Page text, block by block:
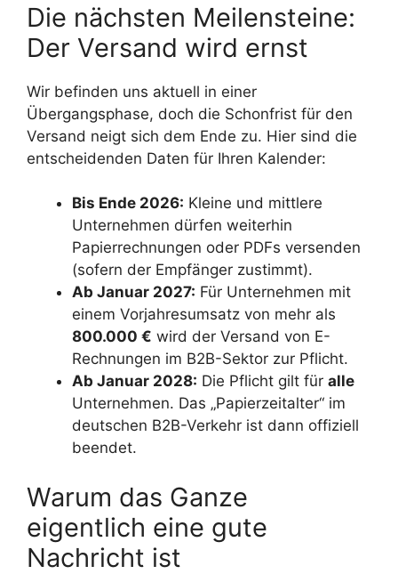
Die nächsten Meilensteine:
Der Versand wird ernst
Wir befinden uns aktuell in einer
Übergangsphase, doch die Schonfrist für den
Versand neigt sich dem Ende zu. Hier sind die
entscheidenden Daten für Ihren Kalender:
Bis Ende 2026: Kleine und mittlere
Unternehmen dürfen weiterhin
Papierrechnungen oder PDFs versenden
(sofern der Empfänger zustimmt).
Ab Januar 2027: Für Unternehmen mit
einem Vorjahresumsatz von mehr als
800.000 € wird der Versand von E-
Rechnungen im B2B-Sektor zur Pflicht.
Ab Januar 2028: Die Pflicht gilt für alle
Unternehmen. Das „Papierzeitalter“ im
deutschen B2B-Verkehr ist dann offiziell
beendet.
Warum das Ganze
eigentlich eine gute
Nachricht ist